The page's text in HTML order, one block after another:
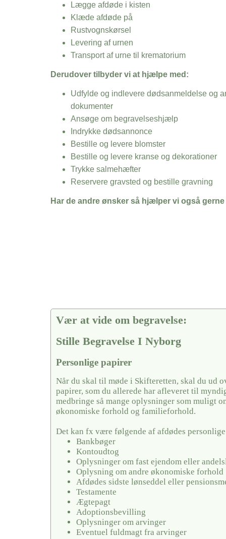
Lægge afdøde i kisten
Klæde afdøde på
Rustvognskørsel
Levering af urnen
Transport af urne til krematorium
Derudover tilbyder vi at hjælpe med:
Udfylde og indlevere dødsanmeldelse og
dokumenter
Ansøge om begravelseshjælp
Indrykke dødsannonce
Bestille og levere blomster
Bestille og levere kranse og dekorationer
Trykke salmehæfter
Reservere gravsted og bestille gravning
Har de andre ønsker så hjælper vi også gerne
Vær at vide om begravelse:
Stille Begravelse I Nyborg
Personlige papirer
Når du skal til møde i Skifteretten, skal du ud
papirer, som du allerede har afleveret til
medbringe så mange oplysninger som muligt
økonomiske forhold og familieforhold.
Det kan fx være følgende af afdødes
Bankbøger
Kontoudtog
Oplysninger om fast ejendom eller
Oplysning om andre økonomiske forhold
Afdødes sidste lønseddel eller
Testamente
Ægtepagt
Adoptionsbevilling
Oplysninger om arvinger
Eventuel fuldmagt fra arvinger